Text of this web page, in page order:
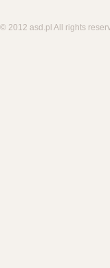
© 2012 asd.pl All rights